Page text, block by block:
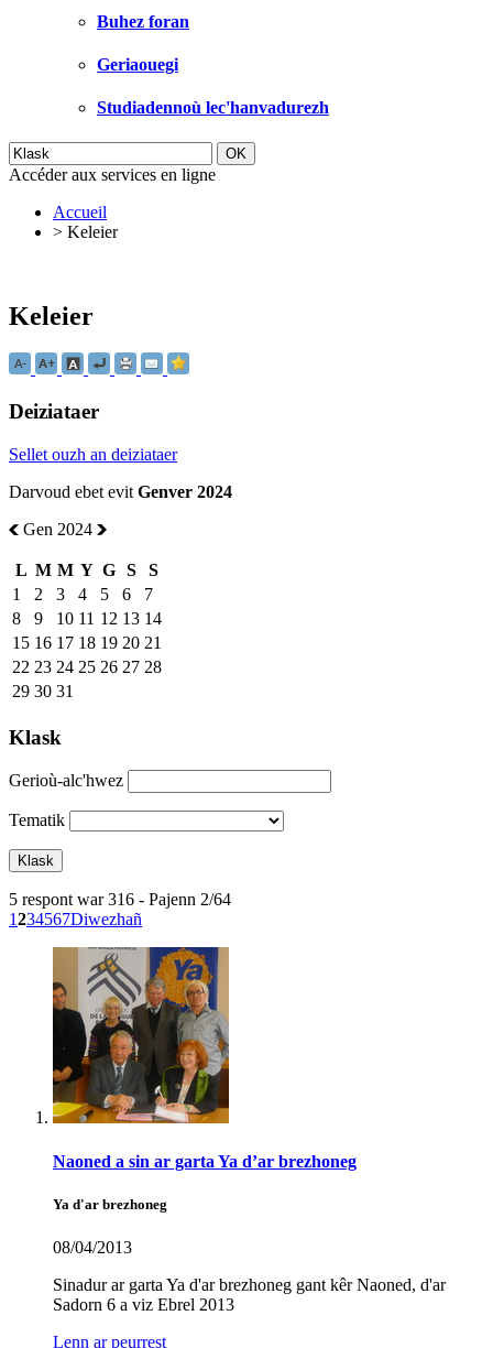
Buhez foran
Geriaouegi
Studiadennoù lec'hanvadurezh
Accéder aux services en ligne
Accueil
> Keleier
Keleier
Deiziataer
Sellet ouzh an deiziataer
Darvoud ebet evit Genver 2024
Gen 2024
L M M Y G S
S
1
2 3 4 5 6
7
8
9 10 11 12 13 14
15 16 17 18 19 20 21
22 23 24 25 26 27 28
29 30 31
Klask
Gerioù-alc'hwez
Tematik
5 respont war 316 - Pajenn 2/64
1234567Diwezhañ
Naoned a sin ar garta Ya d’ar brezhoneg
Ya d'ar brezhoneg
08/04/2013
Sinadur ar garta Ya d'ar brezhoneg gant kêr Naoned, d'ar
Sadorn 6 a viz Ebrel 2013
Lenn ar peurrest